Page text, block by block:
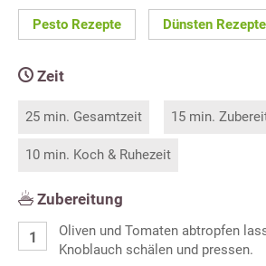
Pesto Rezepte Dünsten Rezepte
Zeit
25 min. Gesamtzeit 15 min.
10 min. Koch & Ruhezeit
Zubereitung
Oliven und Tomaten abtropfen
Knoblauch schälen und pressen.